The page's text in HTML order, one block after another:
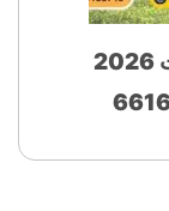
أفضل ستاندات تلفزيون الكويت 2026